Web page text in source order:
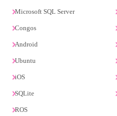
Microsoft SQL Server
Congos
Android
Ubuntu
iOS
SQLite
ROS